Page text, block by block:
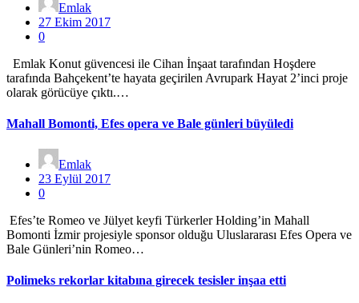
Emlak
27 Ekim 2017
0
Emlak Konut güvencesi ile Cihan İnşaat tarafından Hoşdere
tarafında Bahçekent’te hayata geçirilen Avrupark Hayat 2’inci proje
olarak görücüye çıktı.…
Mahall Bomonti, Efes opera ve Bale günleri büyüledi
Emlak
23 Eylül 2017
0
Efes’te Romeo ve Jülyet keyfi Türkerler Holding’in Mahall
Bomonti İzmir projesiyle sponsor olduğu Uluslararası Efes Opera ve
Bale Günleri’nin Romeo…
Polimeks rekorlar kitabına girecek tesisler inşaa etti